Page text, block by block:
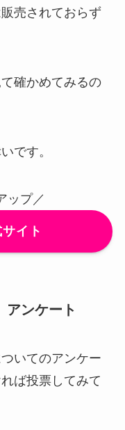
売されておらず
確かめてみるの
です。
ップ／
イト
アンケート
いてのアンケー
ば投票してみて